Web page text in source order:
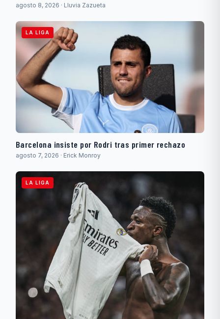
agosto 8, 2026 · Lluvia Zazueta
LA LIGA
Barcelona insiste por Rodri tras primer rechazo
agosto 7, 2026 · Erick Monroy
LA LIGA